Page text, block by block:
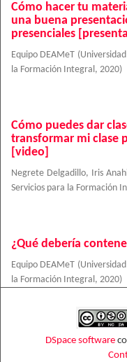
Cómo hacer tu
una buena
presenciales
Equipo DEAMeT (
la Formación Integral , 2020)
Cómo puedes dar
transformar mi clase
[video]
Negrete Delgadillo, Iris
Servicios para la Formación
¿Qué debería
Equipo DEAMeT (
la Formación Integral , 2020)
DSpace software